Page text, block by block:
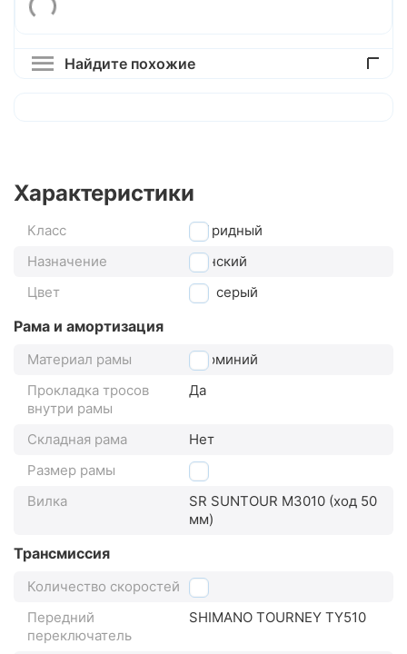
Найдите похожие
Характеристики
Класс
гибридный
Назначение
женский
Цвет
серый
Рама и амортизация
Материал рамы
алюминий
Прокладка тросов
внутри рамы
Да
Складная рама
Нет
Размер рамы
S
Вилка
SR SUNTOUR M3010 (ход 50
мм)
Трансмиссия
Количество скоростей 21
Передний
переключатель
SHIMANO TOURNEY TY510